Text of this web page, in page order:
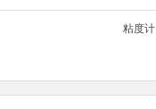
粘度计